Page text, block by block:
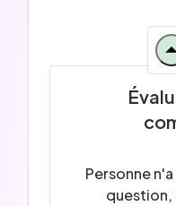
Personne
question,